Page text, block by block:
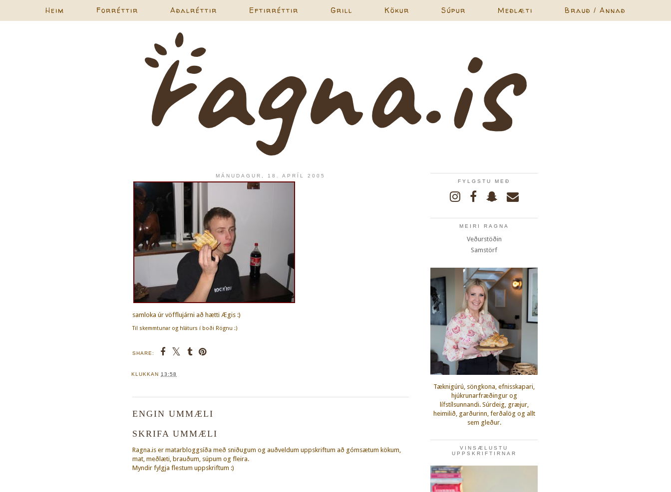
Heim Forréttir Aðalréttir Eftirréttir Grill Kökur Súpur Meðlæti Brauð / Annað
MÁNUDAGUR, 18. APRÍL 2005
samloka úr vöfflujárni að hætti Ægis :)
Til skemmtunar og hláturs í boði Rögnu :)
SHARE:
KLUKKAN 13:58
ENGIN UMMÆLI
SKRIFA UMMÆLI
Ragna.is er matarbloggsíða með sniðugum og auðveldum uppskriftum að gómsætum kökum,
mat, meðlæti, brauðum, súpum og fleira.
Myndir fylgja flestum uppskriftum :)
FYLGSTU MEÐ
MEIRI RAGNA
Veðurstöðin
Samstörf
Tæknigúrú, söngkona, efnisskapari,
hjúkrunarfræðingur og
lífstílsunnandi. Súrdeig, græjur,
heimilið, garðurinn, ferðalög og allt
sem gleður.
VINSÆLUSTU
UPPSKRIFTIRNAR